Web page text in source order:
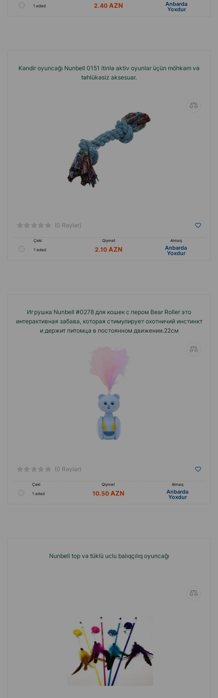
1 ədəd
2.40 Anbarda
Yoxdur
Kəndir oyuncağı Nunbell 0151 itinlə aktiv oyunlar üçün möhkəm və
təhlükəsiz aksesuar.
(0 Rəylər)
Çəki Qiymət
Almaq
1 ədəd
2.10 Anbarda
Yoxdur
Игрушка Nunbell #0278 для кошек с пером Bear Roller это
интерактивная забава, которая стимулирует охотничий инстинкт
и держит питомца в постоянном движении.22см
(0 Rəylər)
Çəki Qiymət
Almaq
1 ədəd
10.50 Anbarda
Yoxdur
Nunbell top və tüklü uclu balıqçılıq oyuncağı